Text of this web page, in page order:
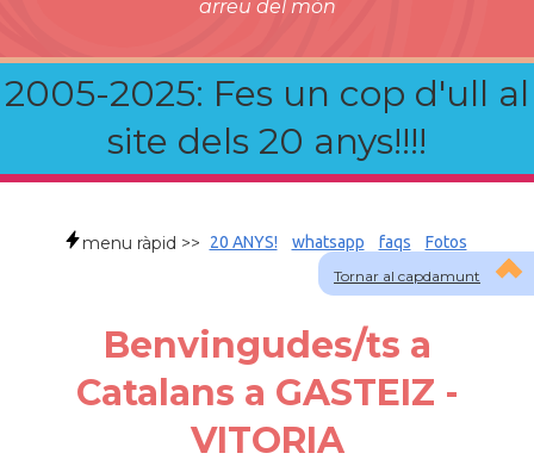
arreu del món
2005-2025: Fes un cop d'ull al
site dels 20 anys!!!!
Tornar al capdamunt
menu ràpid >> 20 ANYS! whatsapp faqs Fotos
Benvingudes/ts a
Catalans a GASTEIZ -
VITORIA